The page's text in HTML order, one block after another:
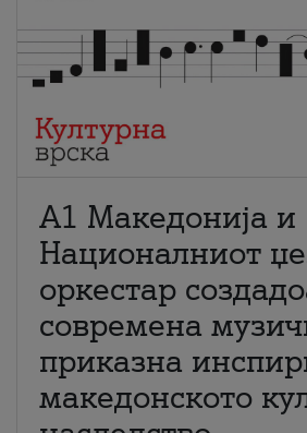
А1 Македонија и
Националниот
оркестар
современа
приказна
македонското